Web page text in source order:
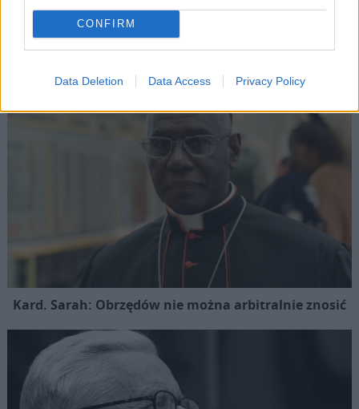
CONFIRM
Data Deletion Data Access Privacy Policy
Popularne
Kard. Sarah: Obrzędów nie można arbitralnie znosić